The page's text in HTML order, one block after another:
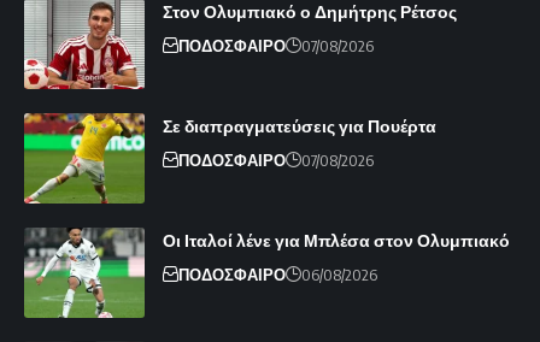
Στον Ολυμπιακό ο Δημήτρης Ρέτσος
ΠΟΔΟΣΦΑΙΡΟ 07/08/2026
Σε διαπραγματεύσεις για Πουέρτα
ΠΟΔΟΣΦΑΙΡΟ 07/08/2026
Οι Ιταλοί λένε για Μπλέσα στον Ολυμπιακό
ΠΟΔΟΣΦΑΙΡΟ 06/08/2026